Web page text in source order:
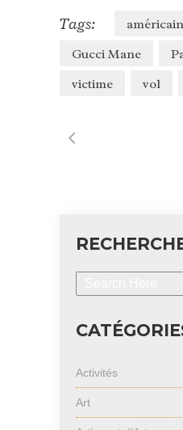
Tags: américain
Gucci Mane
victime
vol
Activités
Art